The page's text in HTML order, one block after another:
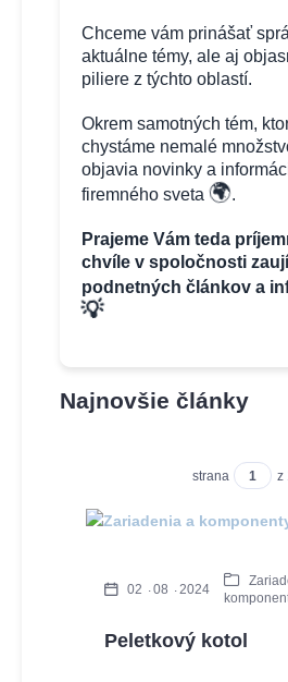
Chceme vám prinášať
aktuálne témy, ale aj
piliere z týchto oblastí.
Okrem samotných tém,
chystáme nemalé
objavia novinky a
firemného sveta 🌍.
Prajeme Vám teda
chvíle v spoločnosti
podnetných článkov a
💡
Najnovšie články
strana z
Peletkový kotol
02 08 2024